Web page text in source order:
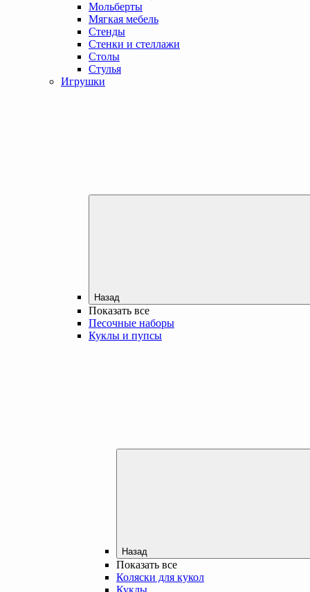
Мольберты
Мягкая мебель
Стенды
Стенки и стеллажи
Столы
Стулья
Игрушки
Назад
Показать все
Песочные наборы
Куклы и пупсы
Назад
Показать все
Коляски для кукол
Куклы